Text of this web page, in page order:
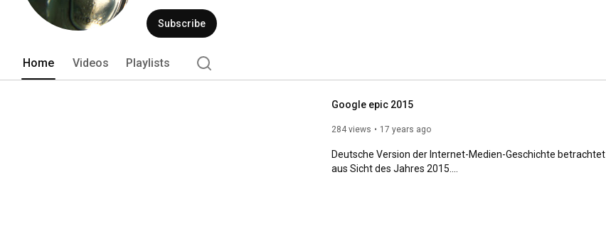
Subscribe
Home Videos Playlists
Google epic 2015
284 views 17 years ago
Deutsche Version der Internet-Medien-Geschichte betrachtet
aus Sicht des Jahres 2015....